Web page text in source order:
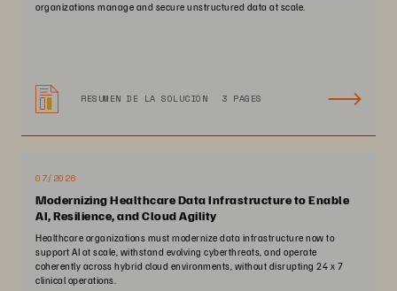
organizations manage and secure unstructured data at scale.
RESUMEN DE LA SOLUCIÓN 3 PAGES
07/2026
Modernizing Healthcare Data Infrastructure to Enable
AI, Resilience, and Cloud Agility
Healthcare organizations must modernize data infrastructure now to
support AI at scale, withstand evolving cyberthreats, and operate
coherently across hybrid cloud environments, without disrupting 24 x 7
clinical operations.